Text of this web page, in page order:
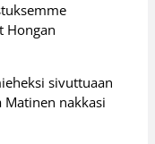
Hongan
sivuttuaan
Matinen nakkasi